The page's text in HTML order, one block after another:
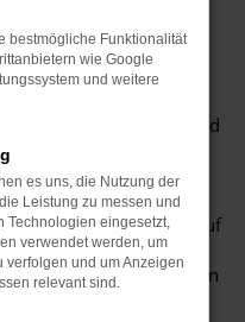
mit Kompromissen
für
in einen Neuwagen und
Gebrauchten. Die
clever. Wir
vollem Umfang
diese für einen Tag auf
Toyota
angeboten
unterwegs sein
bestmögliche Funktionalität
wie Google
und weitere
es uns, die Nutzung der
Leistung zu messen und
Technologien eingesetzt,
verwendet werden, um
verfolgen und um Anzeigen
relevant sind.